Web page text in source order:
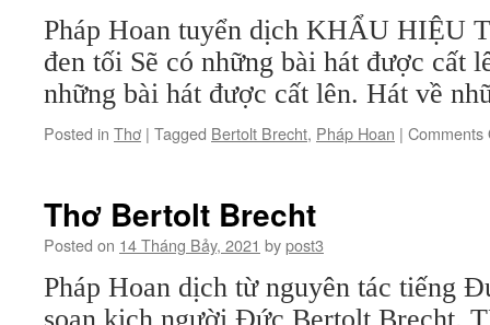
Pháp Hoan tuyển dịch KHẨU HIỆU
đen tối Sẽ có những bài hát được cất
những bài hát được cất lên. Hát về
Posted in Thơ | Tagged Bertolt Brecht, Pháp Hoan | Comments
Thơ Bertolt Brecht
Posted on 14 Tháng Bảy, 2021 bypost3
Pháp Hoan dịch từ nguyên tác tiếng